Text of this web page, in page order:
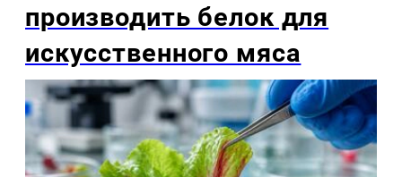
производить белок для
искусственного мяса